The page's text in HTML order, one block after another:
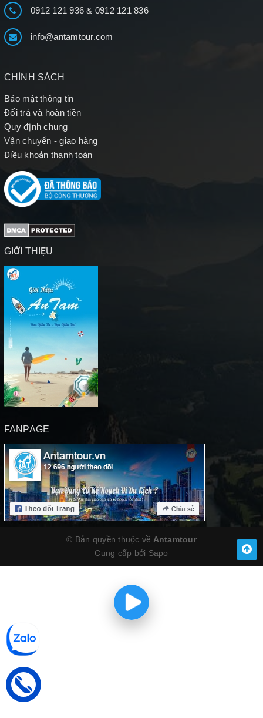
0912 121 936& 0912 121 836
info@antamtour.com
CHÍNH SÁCH
Bảo mật thông tin
Đổi trả và hoàn tiền
Quy định chung
Vận chuyển - giao hàng
Điều khoản thanh toán
GIỚI THIỆU
FANPAGE
© Bản quyền thuộc về Antamtour
Cung cấp bởi Sapo